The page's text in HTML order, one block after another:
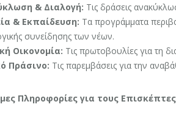
& Διαλογή: Τις δράσεις
& Εκπαίδευση: Τα προγράμματα
συνείδησης των νέων.
Οικονομία: Τις πρωτοβουλίες για τη
Πράσινο: Τις παρεμβάσεις για την
Πληροφορίες για τους Επισκέπτες